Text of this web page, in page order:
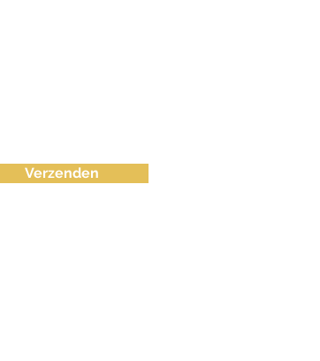
Verzenden